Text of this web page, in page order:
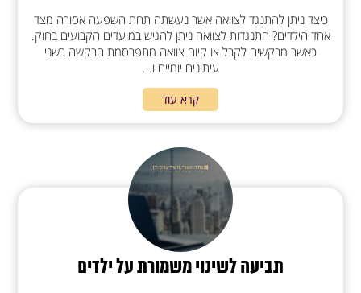
כיצד ניתן להתנגד לצוואה אשר נעשתה תחת השפעה אסורה מצד
אחד הילדים? התנגדות לצוואה ניתן להגיש במועדים הקבועים בחוק.
כאשר מבקשים לקבל צו קיום צוואה מתפרסמת הבקשה בשני
עיתונים יומיים ו...
קרא עוד
תביעה לשינוי משמורת על ילדים